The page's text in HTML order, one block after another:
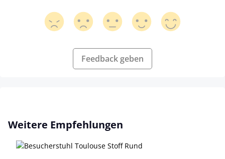
Feedback geben
Produktgalerie überspringen
Weitere Empfehlungen